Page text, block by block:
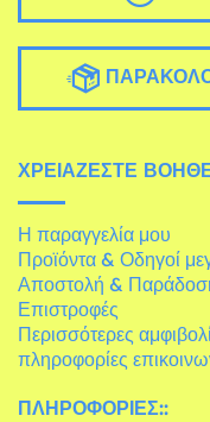
ΧΡΕΙΆΖΕΣΤΕ
Η παραγγελία μου
Προϊόντα & Οδηγοί
Αποστολή &
Επιστροφές
Περισσότερες
πληροφορίες
ΠΛΗΡΟΦΟΡΊΕΣ::